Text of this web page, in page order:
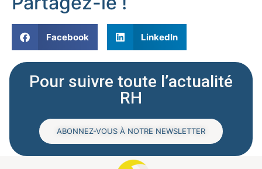
Facebook LinkedIn
Pour suivre toute l’actualité
RH
ABONNEZ-VOUS À NOTRE NEWSLETTER